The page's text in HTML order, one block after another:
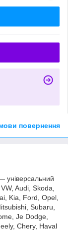
повернення
універсальний
Audi, Skoda,
Kia, Ford, Opel,
Subaru,
Je Dodge,
Chery, Haval